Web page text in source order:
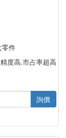
零件
度高.市占率超高
詢價